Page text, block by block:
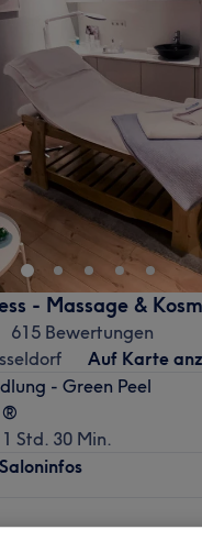
- Massage &
615 Bewertungen
Auf Karte
- Green Peel
®
Std. 30 Min.